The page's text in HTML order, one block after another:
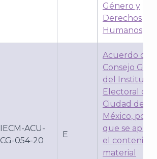
Género y
Derechos
Humanos
IECM-ACU-
CG-054-20
E
Acuerdo del
Consejo
del Instituto
Electoral de
Ciudad de
México, por
que se
el contenido
material